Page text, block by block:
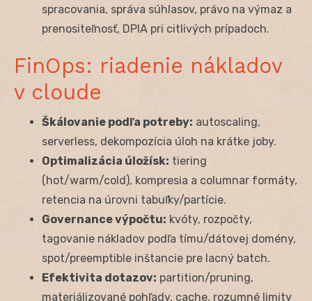
spracovania, správa súhlasov, právo na výmaz a
prenositeľnosť, DPIA pri citlivých prípadoch.
FinOps: riadenie nákladov
v cloude
Škálovanie podľa potreby: autoscaling,
serverless, dekompozícia úloh na krátke joby.
Optimalizácia úložísk: tiering
(hot/warm/cold), kompresia a columnar formáty,
retencia na úrovni tabuľky/partície.
Governance výpočtu: kvóty, rozpočty,
tagovanie nákladov podľa tímu/dátovej domény,
spot/preemptible inštancie pre lacný batch.
Efektivita dotazov: partition/pruning,
materiálizované pohľady, cache, rozumné limity